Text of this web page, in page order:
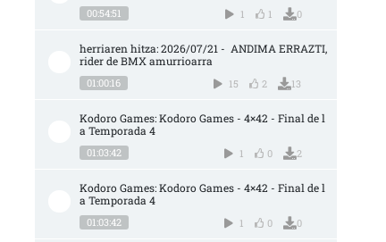
00:54:51 1 1 0
herriaren hitza: 2026/07/21 -  ANDIMA ERRAZTI,
rider de BMX amurrioarra
01:00:16 15 2 13
Kodoro Games: Kodoro Games - 4×42 - Final de l
a Temporada 4
01:03:42 1 0 2
Kodoro Games: Kodoro Games - 4×42 - Final de l
a Temporada 4
01:03:42 1 0 0